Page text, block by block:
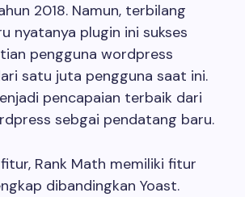
2018. Namun, terbilang
nyatanya plugin ini sukses
pengguna wordpress
satu juta pengguna saat ini.
pencapaian terbaik dari
sebgai pendatang baru.
Rank Math memiliki fitur
dibandingkan Yoast.